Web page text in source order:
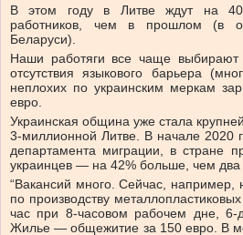
В этом году в Литве ждут на
работников, чем в прошлом (в
Беларуси).
Наши работяги все чаще выбирают
отсутствия языкового барьера
неплохих по украинским меркам
евро.
Украинская община уже стала
3-миллионной Литве. В начале 2020
департамента миграции, в стране
украинцев — на 42% больше, чем два
“Вакансий много. Сейчас,
по производству
час при 8-часовом рабочем дне, 6-
Жилье — общежитие за 150 евро. В